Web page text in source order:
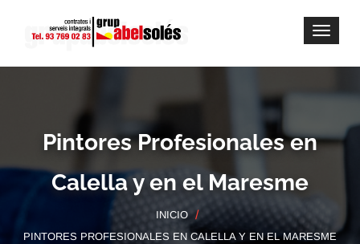
Pintores Profesionales en
Calella y en el Maresme
INICIO
PINTORES PROFESIONALES EN CALELLA Y EN EL MARESME